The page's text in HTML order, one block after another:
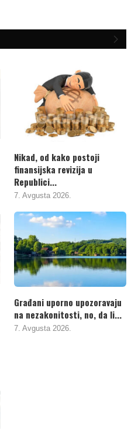
Nikad, od kako postoji
finansijska revizija u
Republici...
7. Avgusta 2026.
Građani uporno upozoravaju
na nezakonitosti, no, da li...
7. Avgusta 2026.